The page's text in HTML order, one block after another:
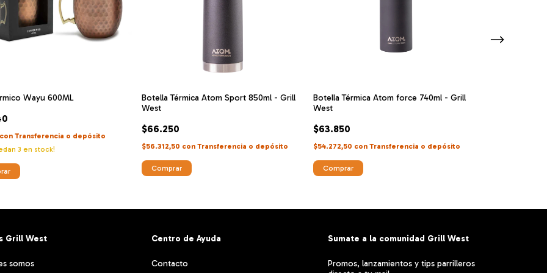
Wayu 600ML
con Transferencia o depósito
3 en stock!
Botella Térmica Atom Sport 850ml - Grill
West
$66.250
$56.312,50 con Transferencia o depósito
Comprar
Botella Térmica Atom force 740ml - Grill
West
$63.850
$54.272,50 con Transferencia o depósito
Comprar
Grill West
somos
Centro de Ayuda
Contacto
Sumate a la comunidad Grill West
Promos, lanzamientos y tips parrilleros